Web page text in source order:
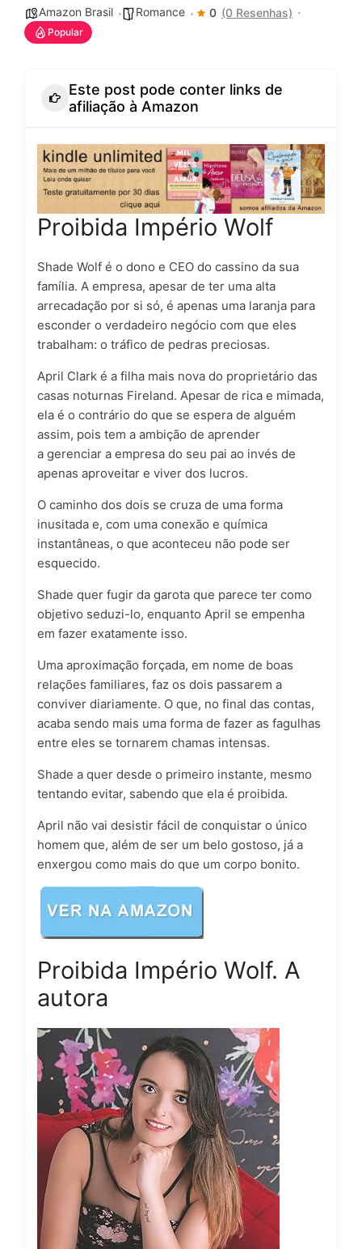
Amazon Brasil Romance 0 (0 Resenhas)
Popular
Este post pode conter links de
afiliação à Amazon
Proibida Império Wolf
Shade Wolf é o dono e CEO do cassino da sua
família. A empresa, apesar de ter uma alta
arrecadação por si só, é apenas uma laranja para
esconder o verdadeiro negócio com que eles
trabalham: o tráfico de pedras preciosas.
April Clark é a filha mais nova do proprietário das
casas noturnas Fireland. Apesar de rica e mimada,
ela é o contrário do que se espera de alguém
assim, pois tem a ambição de aprender
a gerenciar a empresa do seu pai ao invés de
apenas aproveitar e viver dos lucros.
O caminho dos dois se cruza de uma forma
inusitada e, com uma conexão e química
instantâneas, o que aconteceu não pode ser
esquecido.
Shade quer fugir da garota que parece ter como
objetivo seduzi-lo, enquanto April se empenha
em fazer exatamente isso.
Uma aproximação forçada, em nome de boas
relações familiares, faz os dois passarem a
conviver diariamente. O que, no final das contas,
acaba sendo mais uma forma de fazer as fagulhas
entre eles se tornarem chamas intensas.
Shade a quer desde o primeiro instante, mesmo
tentando evitar, sabendo que ela é proibida.
April não vai desistir fácil de conquistar o único
homem que, além de ser um belo gostoso, já a
enxergou como mais do que um corpo bonito.
Proibida Império Wolf. A
autora